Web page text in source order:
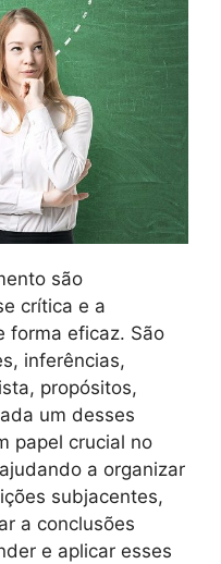
são
crítica e a
forma eficaz. São
inferências,
propósitos,
um desses
papel crucial no
a organizar
subjacentes,
a conclusões
e aplicar esses